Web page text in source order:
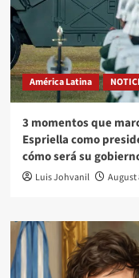
América Latina
3 momentos que
Espriella como
cómo será su
Luis Johvanil August